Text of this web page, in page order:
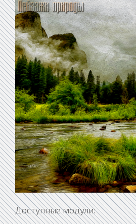
Доступные модули: